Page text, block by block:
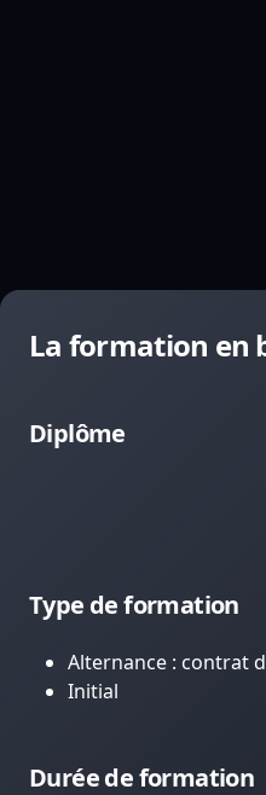
La formation en
Diplôme
Type de formation
Alternance : contrat
Initial
Durée de formation